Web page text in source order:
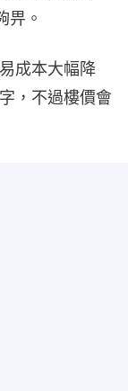
畀。
成本大幅降
，不過樓價會